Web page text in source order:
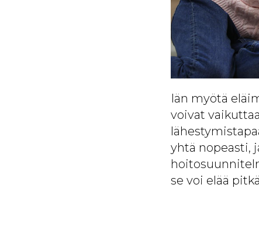
Iän myötä
voivat
yhtä nopeasti,
se voi elää